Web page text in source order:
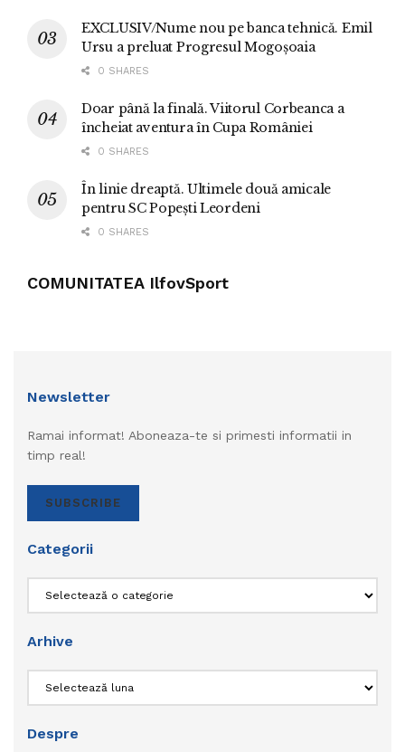
EXCLUSIV/Nume nou pe banca tehnică. Emil
Ursu a preluat Progresul Mogoșoaia
0 SHARES
Doar până la finală. Viitorul Corbeanca a
încheiat aventura în Cupa României
0 SHARES
În linie dreaptă. Ultimele două amicale
pentru SC Popești Leordeni
0 SHARES
COMUNITATEA IlfovSport
Newsletter
Ramai informat! Aboneaza-te si primesti informatii in
timp real!
SUBSCRIBE
Categorii
Arhive
Despre